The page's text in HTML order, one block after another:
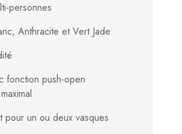
personnes
Anthracite et Vert Jade
fonction push-open
pour un ou deux vasques